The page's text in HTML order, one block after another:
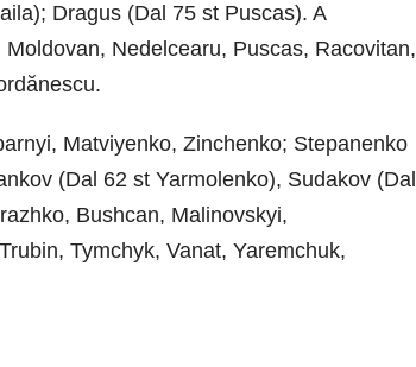
Dragus (Dal 75 st Puscas). A
Nedelcearu, Puscas, Racovitan,
Matviyenko, Zinchenko; Stepanenko
(Dal 62 st Yarmolenko), Sudakov (Dal
Bushcan, Malinovskyi,
Tymchyk, Vanat, Yaremchuk,